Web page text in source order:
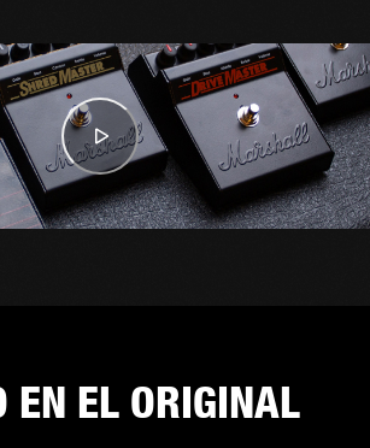
EN EL ORIGINAL